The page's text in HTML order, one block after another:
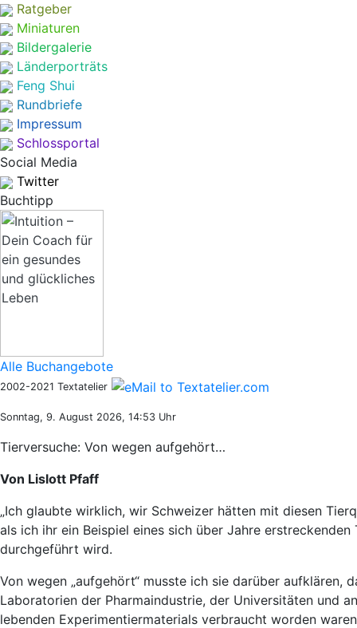
Ratgeber
Miniaturen
Bildergalerie
Länderporträts
Feng Shui
Rundbriefe
Impressum
Schlossportal
Social Media
Twitter
Buchtipp
Alle Buchangebote
2002-2021 Textatelier
Sonntag, 9. August 2026, 14:53 Uhr
Tierversuche: Von wegen aufgehört…
Von Lislott Pfaff
„Ich glaubte wirklich, wir Schweizer hätten mit diesen
als ich ihr ein Beispiel eines sich über Jahre
durchgeführt wird.
Von wegen „aufgehört“ musste ich sie darüber
Laboratorien der Pharmaindustrie, der Universitäten und
lebenden Experimentiermaterials verbraucht worden